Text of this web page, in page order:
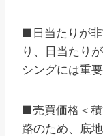
■日当たりが
り、日当たり
シングには重
■売買価格＜
路のため、底